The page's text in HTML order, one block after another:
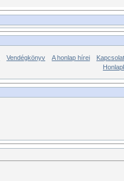
Vendégkönyv A honlap hírei
Kapcsolat